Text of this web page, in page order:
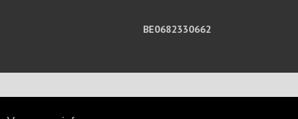
BE0682330662